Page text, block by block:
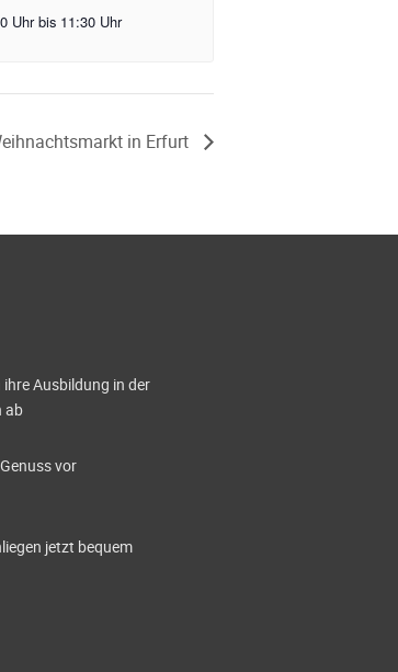
Uhr bis 11:30 Uhr
in Erfurt
Ausbildung in der
ab
vor
jetzt bequem